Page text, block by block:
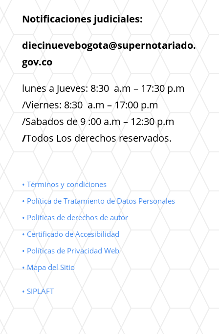
Notificaciones judiciales:
diecinuevebogota@supernotariado.
gov.co
lunes a Jueves: 8:30 a.m – 17:30 p.m
/Viernes: 8:30 a.m – 17:00 p.m
/Sabados de 9 :00 a.m – 12:30 p.m
/Todos Los derechos reservados.
• Términos y condiciones
• Política de Tratamiento de Datos Personales
• Políticas de derechos de autor
• Certificado de Accesibilidad
• Políticas de Privacidad Web
• Mapa del Sitio
• SIPLAFT